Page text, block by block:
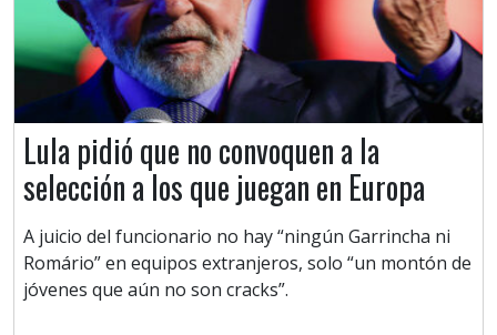
Lula pidió que no convoquen a la
selección a los que juegan en Europa
A juicio del funcionario no hay “ningún Garrincha ni
Romário” en equipos extranjeros, solo “un montón de
jóvenes que aún no son cracks”.